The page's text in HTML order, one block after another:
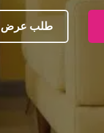
طلب عرض